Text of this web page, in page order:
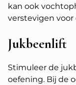
kan ook
verstevigen
Jukbeenlift
Stimuleer de
oefening. Bij de